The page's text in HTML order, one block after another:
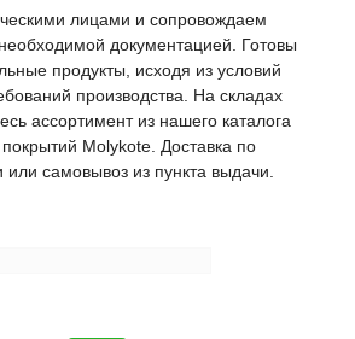
лицами и сопровождаем
документацией. Готовы
продукты, исходя из условий
производства. На складах
ассортимент из нашего каталога
Molykote. Доставка по
или самовывоз из пункта выдачи.